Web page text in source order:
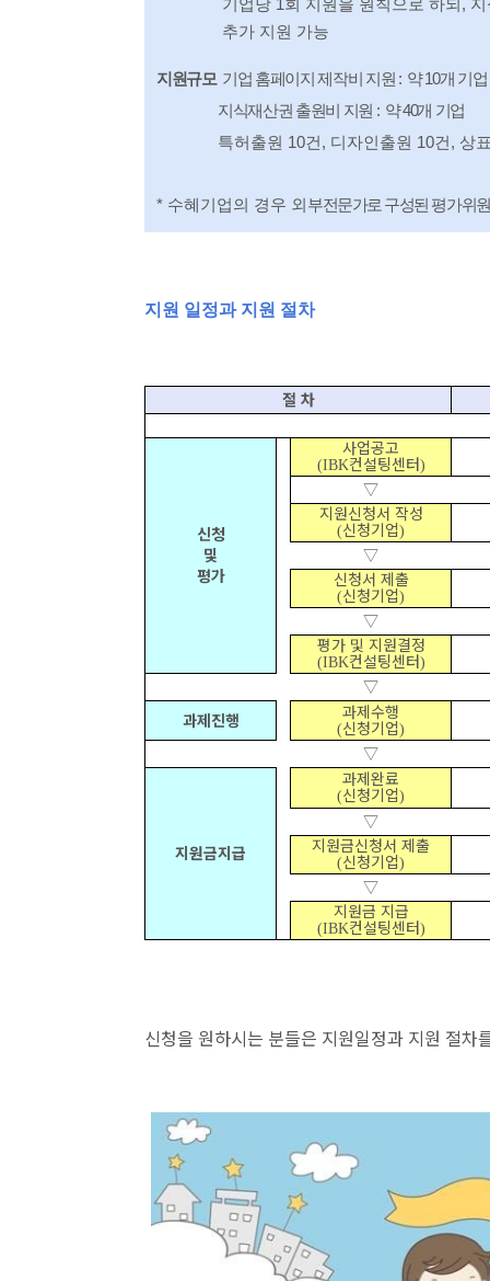
기업당 1 회 지원을 원칙으로 하되 ,
추가 지원 가능
지원규모 기업 홈페이지 제작비 지원 : 약10개 기업
지식재산권 출원비 지원 : 약40개 기업
특허출원 10건 , 디자인출원 10건 , 상
* 수혜기업의 경우 외 부전문가로 구성된 평가위
지원 일정과 지원 절차
절 차
신청
및
평가
사업공고
(IBK컨설팅센터)
▽
지원신청서 작성
(신청기업)
▽
신청서 제출
(신청기업)
▽
평가 및 지원결정
(IBK컨설팅센터)
▽
과제진행
과제수행
(신청기업)
▽
지원금지급
과제완료
(신청기업)
▽
지원금신청서 제출
(신청기업)
▽
지원금 지급
(IBK컨설팅센터)
신청을 원하시는 분들은 지원일정과 지원 절